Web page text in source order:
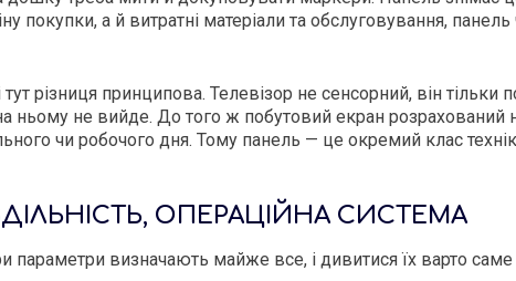
покупки, а й витратні матеріали та обслуговування,
різниця принципова. Телевізор не сенсорний, він тільки
ньому не вийде. До того ж побутовий екран розрахований
чи робочого дня. Тому панель — це окремий клас
ОПЕРАЦІЙНА СИСТЕМА
параметри визначають майже все, і дивитися їх варто